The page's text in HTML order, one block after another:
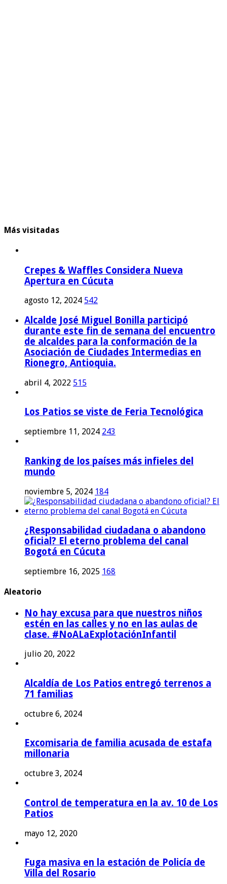
Más visitadas
Crepes & Waffles Considera Nueva
Apertura en Cúcuta
agosto 12, 2024 542
Alcalde José Miguel Bonilla participó
durante este fin de semana del encuentro
de alcaldes para la conformación de la
Asociación de Ciudades Intermedias en
Rionegro, Antioquia.
abril 4, 2022 515
Los Patios se viste de Feria Tecnológica
septiembre 11, 2024 243
Ranking de los países más infieles del
mundo
noviembre 5, 2024 184
¿Responsabilidad ciudadana o abandono
oficial? El eterno problema del canal
Bogotá en Cúcuta
septiembre 16, 2025 168
Aleatorio
No hay excusa para que nuestros niños
estén en las calles y no en las aulas de
clase. #NoALaExplotaciónInfantil
julio 20, 2022
Alcaldía de Los Patios entregó terrenos a
71 familias
octubre 6, 2024
Excomisaria de familia acusada de estafa
millonaria
octubre 3, 2024
Control de temperatura en la av. 10 de Los
Patios
mayo 12, 2020
Fuga masiva en la estación de Policía de
Villa del Rosario